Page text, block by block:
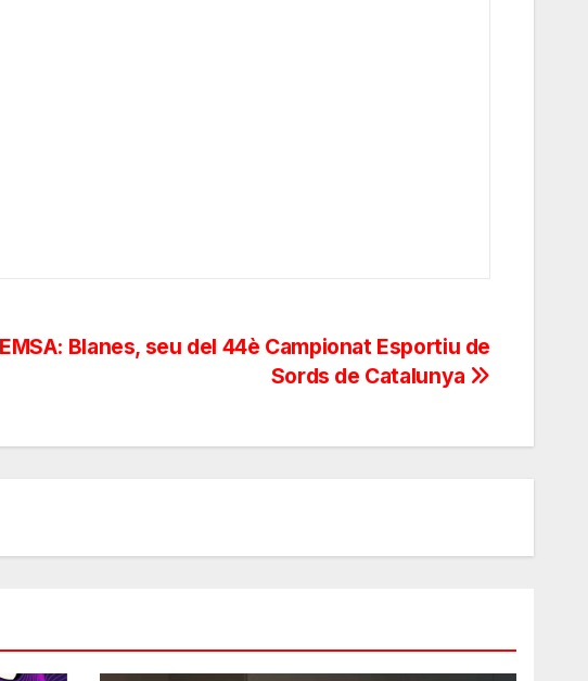
Blanes, seu del 44è Campionat Esportiu de
Sords de Catalunya